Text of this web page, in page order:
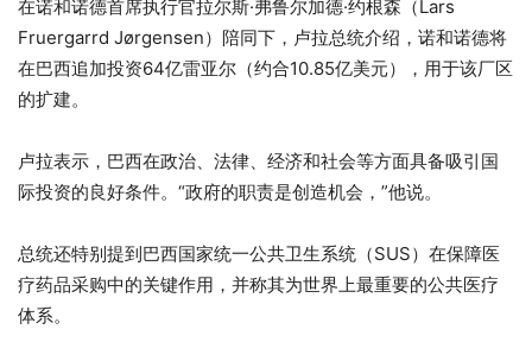
在诺和诺德首席执行官拉尔斯·弗鲁尔加德·约根森（Lars
Fruergarrd Jørgensen）陪同下，卢拉总统介绍，诺和诺德将
在巴西追加投资64亿雷亚尔（约合10.85亿美元），用于该厂区
的扩建。
卢拉表示，巴西在政治、法律、经济和社会等方面具备吸引国
际投资的良好条件。“政府的职责是创造机会，”他说。
总统还特别提到巴西国家统一公共卫生系统（SUS）在保障医
疗药品采购中的关键作用，并称其为世界上最重要的公共医疗
体系。